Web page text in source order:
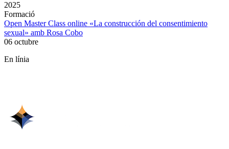
2025
Formació
Open Master Class online «La construcción del consentimiento
sexual» amb Rosa Cobo
06 octubre
En línia